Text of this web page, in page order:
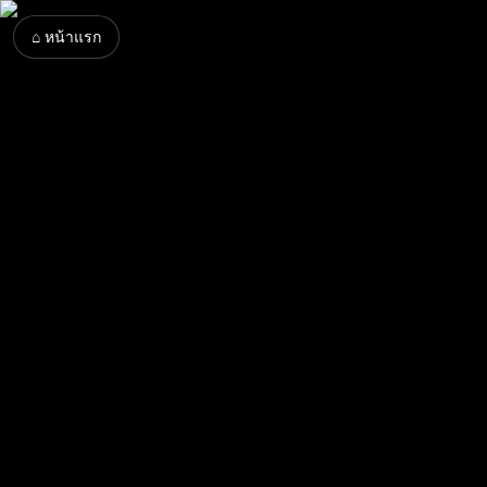
⌂ หน้าแรก